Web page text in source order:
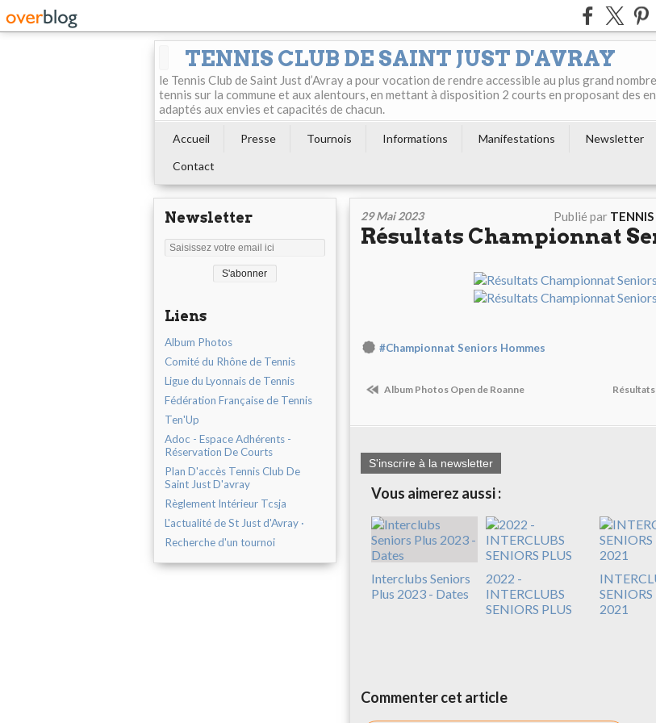
TENNIS CLUB DE SAINT JUST D'AVRAY
le Tennis Club de Saint Just d’Avray a pour vocation de rendre accessible au plus grand
tennis sur la commune et aux alentours, en mettant à disposition 2 courts en proposant des
adaptés aux envies et capacités de chacun.
Accueil Presse Tournois Informations Manifestations Newsletter
Contact
Newsletter
Liens
Album Photos
Comité du Rhône de Tennis
Ligue du Lyonnais de Tennis
Fédération Française de Tennis
Ten'Up
Adoc - Espace Adhérents -
Réservation De Courts
Plan D'accès Tennis Club De
Saint Just D'avray
Règlement Intérieur Tcsja
L'actualité de St Just d'Avray ·
Recherche d'un tournoi
29 Mai 2023 Publié par
Résultats Championnat
#Championnat Seniors Hommes
Album Photos Open de Roanne
S'inscrire à la newsletter
Vous aimerez aussi :
Interclubs Seniors
Plus 2023 - Dates
2022 -
INTERCLUBS
SENIORS PLUS
SENIORS
2021
Commenter cet article